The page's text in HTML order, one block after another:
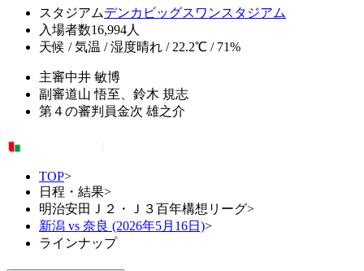
スタジアムデンカビッグスワンスタジアム
入場者数16,994人
天候 / 気温 / 湿度晴れ / 22.2℃ / 71%
主審中井 敏博
副審道山 悟至、鈴木 規志
第４の審判員金次 雄之介
TOP>
日程・結果>
明治安田Ｊ２・Ｊ３百年構想リーグ>
新潟 vs 奈良 (2026年5月16日)>
ラインナップ